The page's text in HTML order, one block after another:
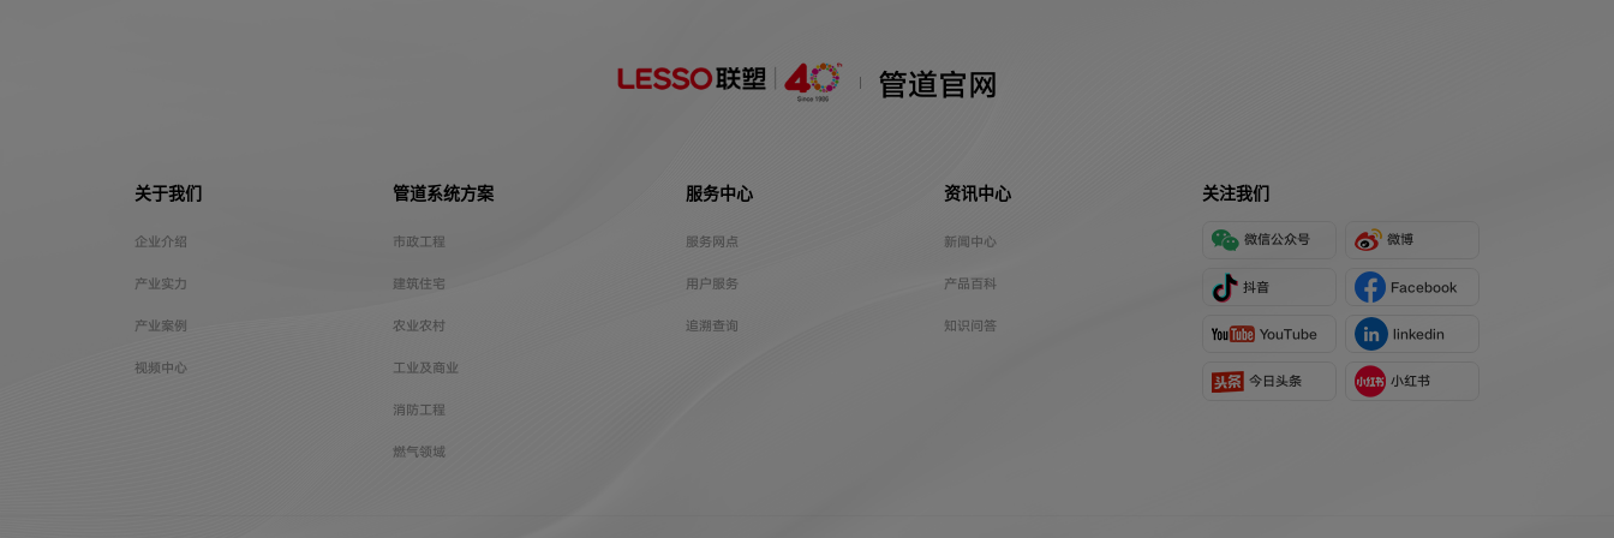
管道官网
关于我们
企业介绍
产业实力
产业案例
视频中心
管道系统方案
市政工程
建筑住宅
农业农村
工业及商业
消防工程
燃气领域
服务中心
服务网点
用户服务
追溯查询
资讯中心
新闻中心
产品百科
知识问答
关注我们
微信公众号 微博
抖音 Facebook
YouTube linkedin
今日头条 小红书